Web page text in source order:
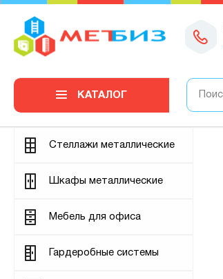
0
КАТАЛОГ
Стеллажи металлические
Шкафы металлические
Мебель для офиса
Гардеробные системы